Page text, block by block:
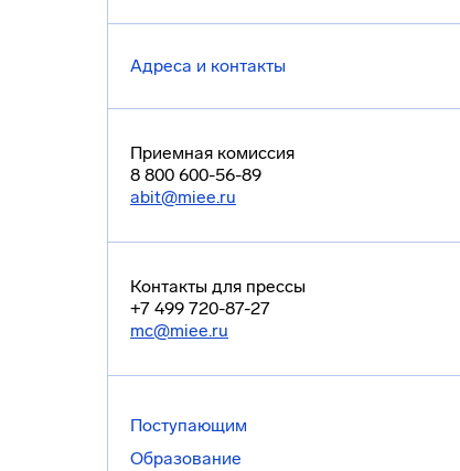
Адреса и контакты
Приемная комиссия
8 800 600-56-89
abit@miee.ru
Контакты для прессы
+7 499 720-87-27
mc@miee.ru
Поступающим
Образование